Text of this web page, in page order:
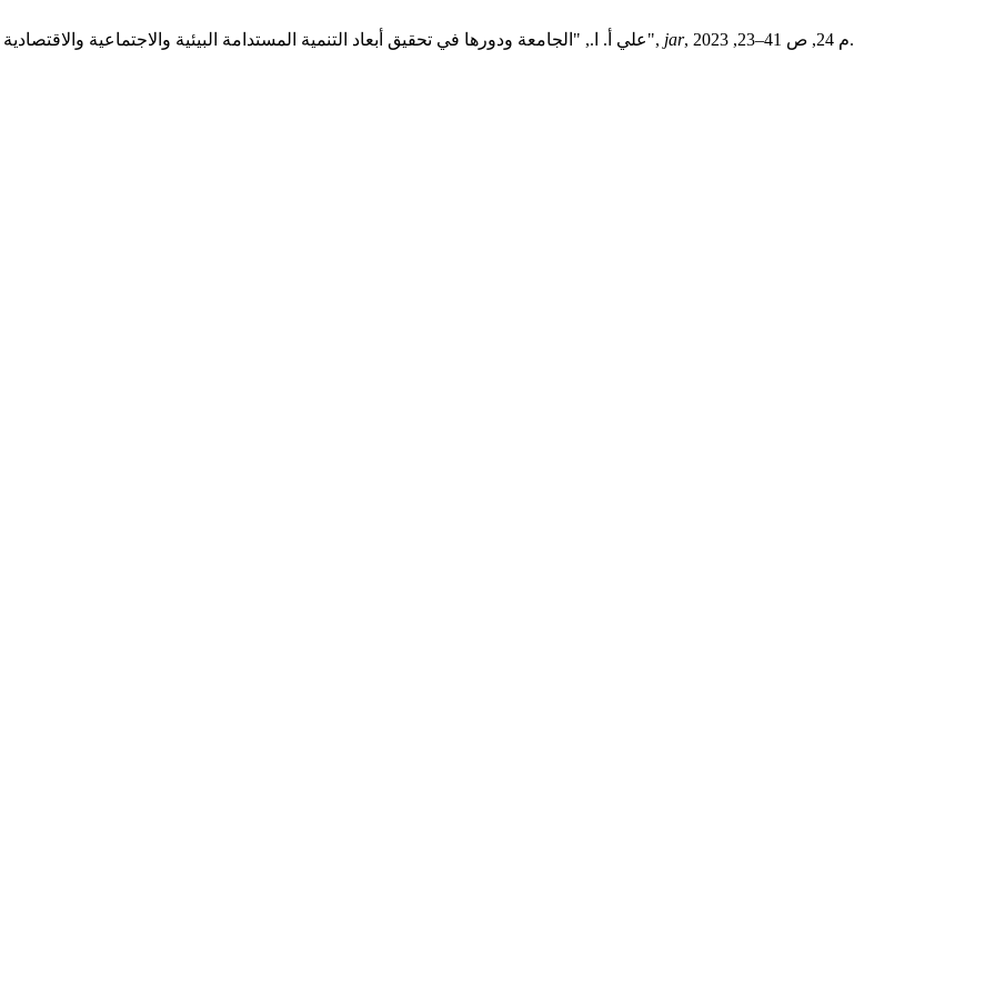
علي أ. ا., "الجامعة ودورها في تحقيق أبعاد التنمية المستدامة البيئية والاجتماعية والاقتصادية والتكنولوجية في المجتمع كما يُدركها طلاب كلية التربية بجامعة سرت", jar , م 24, ص 41–23, 2023.